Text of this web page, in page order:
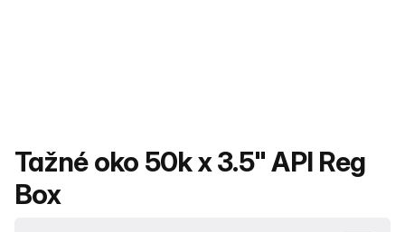
Název produktu
Tažné oko 50k x 3.5" API Reg
Box